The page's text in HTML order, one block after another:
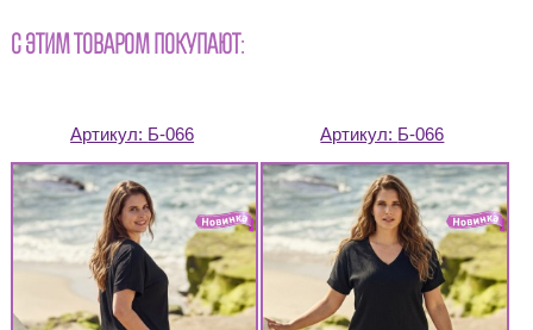
С ЭТИМ ТОВАРОМ ПОКУПАЮТ:
Артикул: Б-066 Артикул: Б-066